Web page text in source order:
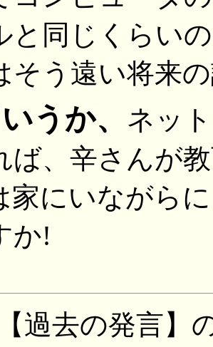
と同じくらい
そう遠い将来
うか、 ネッ
ば、辛さんが
家にいながら
か!
【過去の発言】